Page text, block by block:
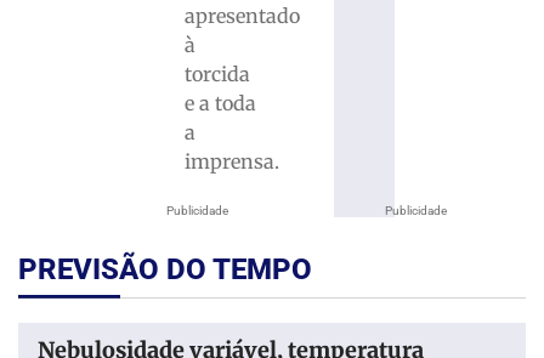
Publicidade
apresentado
à
torcida
e a toda
a
imprensa.
Publicidade
PREVISÃO DO TEMPO
Nebulosidade variável, temperatura